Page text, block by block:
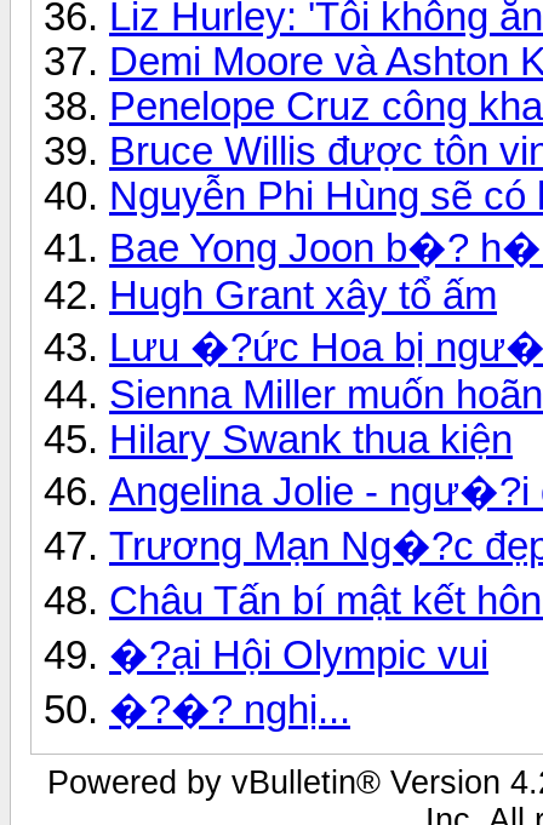
Liz Hurley: 'Tôi không
Demi Moore và Ashton
Penelope Cruz công
Bruce Willis được tôn
Nguyễn Phi Hùng sẽ
Bae Yong Joon b�?
Hugh Grant xây tổ ấm
Lưu �?ức Hoa bị
Sienna Miller muốn
Hilary Swank thua kiện
Angelina Jolie - ngư�?i
Trương Mạn Ng�?c
Châu Tấn bí mật kết
�?ại Hội Olympic vui
�?�? nghị...
Powered by vBulletin® Version